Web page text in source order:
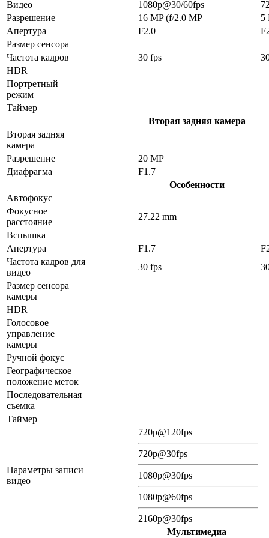
Видео
1080p@30/60fps
Разрешение
16 MP (f/2.0 MP
5
Апертура
F2.0
Размер сенсора
Частота кадров
30 fps
HDR
Портретный
режим
Таймер
Вторая задняя камера
Вторая задняя
камера
Разрешение
20 MP
Диафрагма
F1.7
Особенности
Автофокус
Фокусное
расстояние
27.22 mm
Вспышка
Апертура
F1.7
Частота кадров для
видео
30 fps
Размер сенсора
камеры
HDR
Голосовое
управление
камеры
Ручной фокус
Географическое
положение меток
Последовательная
съемка
Таймер
Параметры записи
видео
720p@120fps
720p@30fps
1080p@30fps
1080p@60fps
2160p@30fps
Мультимедиа